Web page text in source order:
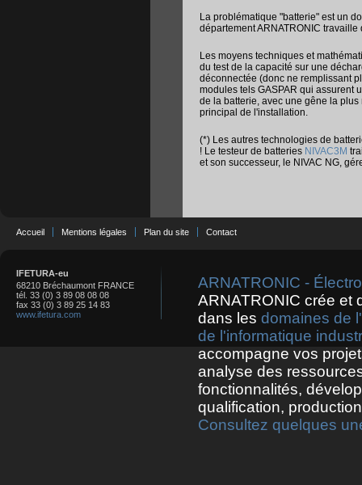
La problématique "batterie" est un
département ARNATRONIC
Les moyens techniques et
du test de la capacité sur une
déconnectée (donc ne remplissant
modules tels GASPAR qui assurent
de la batterie, avec une gêne la
principal de l'installation.
(*) Les autres technologies de
! Le testeur de batteries NIVAC3M
et son successeur, le NIVAC NG,
Accueil Mentions légales Plan du site Contact
IFETURA-eu
68210 Bréchaumont FRANCE
tél. 33 (0) 3 89 08 08 08
fax 33 (0) 3 89 25 14 83
www.ifetura.com
ARNATRONIC -
ARNATRONIC crée et
dans les domaines de
de l'informatique
accompagne vos
analyse des
fonctionnalités,
qualification,
Consultez quelques